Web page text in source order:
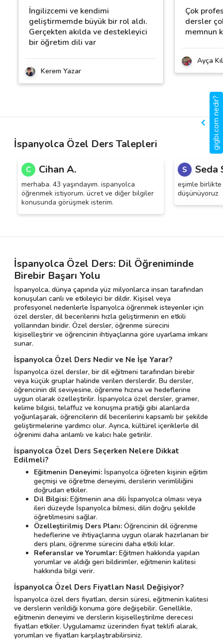
İngilizcemi ve kendimi
geliştirmemde büyük bir rol aldı.
Gerçekten akılda ve destekleyici
bir öğretim dili var
Kerem Yazar
Çok
dersler
memnun
Ayça
İspanyolca Özel Ders Talepleri
C Cihan A.
merhaba. 43 yaşındayım. ispanyolca
öğrenmek istiyorum. ücret ve diğer bilgiler
konusunda görüşmek isterim.
S Seda
eşimle birlikte
düşünüyoruz
İspanyolca Özel Ders: Dil Öğreniminde
Birebir Başarı Yolu
İspanyolca, dünya çapında yüz milyonlarca insan tarafından
konuşulan canlı ve etkileyici bir dildir. Kişisel veya
profesyonel nedenlerle İspanyolca öğrenmek isteyenler için
özel dersler, dil becerilerini hızla geliştirmenin en etkili
yollarından biridir. Özel dersler, öğrenme sürecini
kişiselleştirir ve öğrencinin ihtiyaçlarına göre uyarlama imkanı
sunar.
İspanyolca Özel Ders Nedir ve Ne İşe Yarar?
İspanyolca özel dersler, bir dil eğitmeni tarafından birebir
veya küçük gruplar halinde verilen derslerdir. Bu dersler,
öğrencinin dil seviyesine, öğrenme hızına ve hedeflerine
uygun olarak özelleştirilir. İspanyolca özel dersler, gramer,
kelime bilgisi, telaffuz ve konuşma pratiği gibi alanlarda
yoğunlaşarak, öğrencilerin dil becerilerini kapsamlı bir şekilde
geliştirmelerine yardımcı olur. Ayrıca, kültürel içeriklerle dil
öğrenimi daha anlamlı ve kalıcı hale getirilir.
İspanyolca Özel Ders Seçerken Nelere Dikkat
Edilmeli?
Eğitmenin Deneyimi: İspanyolca öğreten kişinin eğitim
geçmişi ve öğretme deneyimi, derslerin verimliliğini
doğrudan etkiler.
Dil Bilgisi: Eğitmenin ana dili İspanyolca olması veya
ileri düzeyde İspanyolca bilmesi, dilin doğru şekilde
öğretilmesini sağlar.
Özelleştirilmiş Ders Planı: Öğrencinin dil öğrenme
hedeflerine ve ihtiyaçlarına uygun olarak hazırlanan bir
ders planı, öğrenme sürecini daha etkili kılar.
Referanslar ve Yorumlar: Eğitmen hakkında yapılan
yorumlar ve aldığı geri bildirimler, eğitmenin kalitesi
hakkında bilgi verir.
İspanyolca Özel Ders Fiyatları Nasıl Değişiyor?
İspanyolca özel ders fiyatları, dersin süresi, eğitmenin kalitesi
ve derslerin verildiği konuma göre değişebilir. Genellikle,
eğitmenin deneyimi ve derslerin kişiselleştirilme derecesi
fiyatları etkiler. Uygulamamız üzerinden fiyat teklifi alarak,
yorumları ve fiyatları karşılaştırabilirsiniz.
gigbi.com nedir?